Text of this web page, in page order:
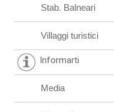
Stab. Balneari
Villaggi turistici
Informarti
Media